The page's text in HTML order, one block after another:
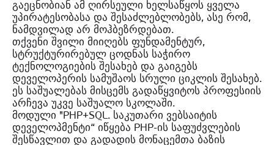
გაეცნობიან ამ ღირსეული ხელსაწყოს ყველა
უპირატესობასა და შესაძლებლობებს, ასე რომ,
ნამდვილად არ მოჰბეზრდებათ.
თქვენი შვილი მიიღებს ფუნდამენტურ,
სტრუქტურირებულ ცოდნას საჭირო
ტექნოლოგიების შესახებ და გაიგებს
დეველოპერის სამუშაოს სრული ციკლის შესახებ.
ეს საშუალებას მისცემს გადაწყვიტოს პროფესიის
არჩევა უკვე საშუალო სკოლაში.
მოდული "PHP+SQL. საკუთარი ვებსაიტის
დეველოპმენტი“ იწყება PHP-ის საფუძვლების
შესწავლით და გადადის მონაცემთა ბაზის